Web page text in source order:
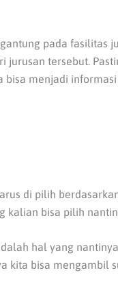
pada fasilitas
tersebut.
bisa menjadi
di pilih
kalian bisa pilih
hal yang
kita bisa mengambil